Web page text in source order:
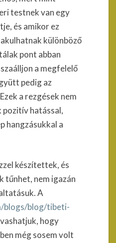
testnek van egy
és amikor ez
különböző
pont abban
a megfelelő
pedig az
a rezgések nem
pozitív hatással,
hangzásukkal a
készítettek, és
tűnhet, nem igazán
A
blogs/blog/tibeti-
hogy
még sosem volt